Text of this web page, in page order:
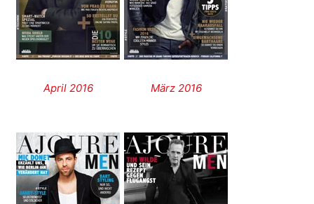
April 2016 März 2016